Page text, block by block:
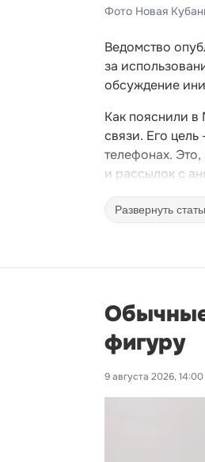
Фото Новая
Ведомство
за
обсуждение
Как пояснили в
связи. Его
телефонах.
и рассылок с
Развернуть
фигуру
9 августа 2026, 14:00